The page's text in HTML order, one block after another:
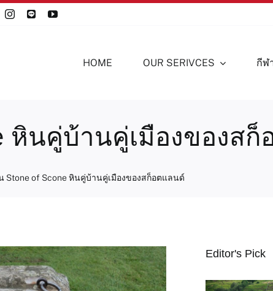
HOME
OUR SERIVCES กีฬ
หินคู่บ้านคู่เมืองของส
Stone of Scone หินคู่บ้านคู่เมืองของสก็อตแลนด์
Editor's Pick